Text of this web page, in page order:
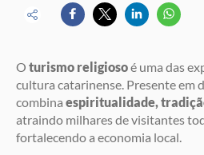
O turismo religiosoé uma das
cultura catarinense. Presente em
combina espiritualidade,
atraindo milhares de visitantes
fortalecendo a economia local.